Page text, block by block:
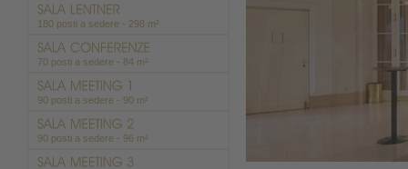
180 posti a sedere - 298 m²
70 posti a sedere - 84 m²
90 posti a sedere - 90 m²
90 posti a sedere - 96 m²